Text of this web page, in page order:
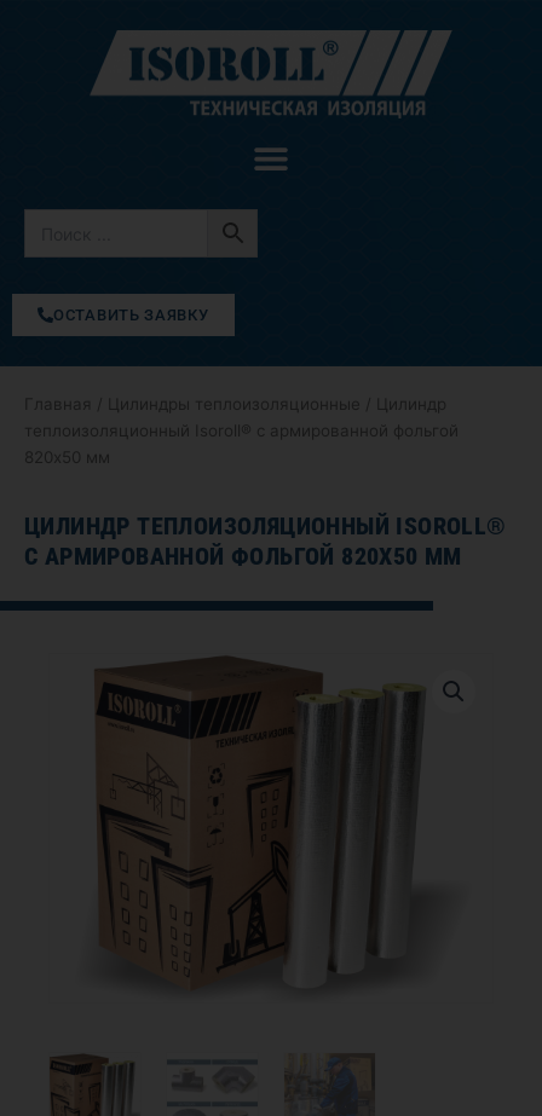
содержимому
ОСТАВИТЬ ЗАЯВКУ
Главная Цилиндры теплоизоляционные / Цилиндр
теплоизоляционный Isoroll® с армированной фольгой
820х50 мм
ЦИЛИНДР ТЕПЛОИЗОЛЯЦИОННЫЙ ISOROLL®
С АРМИРОВАННОЙ ФОЛЬГОЙ 820Х50 ММ